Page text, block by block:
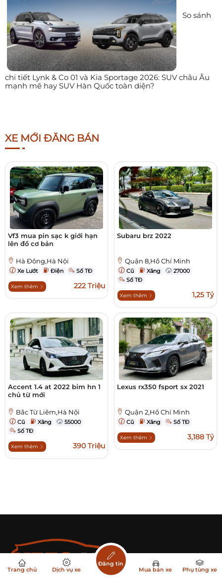
So sánh
chi tiết Lynk & Co 01 và Kia Sportage 2026: SUV châu Âu
mạnh mẽ hay SUV Hàn Quốc toàn diện?
XE MỚI ĐĂNG BÁN
Vf3 mua pin sạc k giới hạn
lên đồ cơ bản
Hà Đông,Hà Nội
Xe Lướt Điện Số TĐ
Xem thêm 222 Triệu
Subaru brz 2022
Quận 8,Hồ Chí Minh
Cũ Xăng
27000
Số TĐ
Xem thêm 1,25 Tỷ
Accent 1.4 at 2022 bỉm hn 1
chủ từ mới
Bắc Từ Liêm,Hà Nội
Cũ Xăng
55000
Số TĐ
Xem thêm 390 Triệu
Lexus rx350 fsport sx 2021
Quận 2,Hồ Chí Minh
Cũ Xăng Số TĐ
Xem thêm 3,188 Tỷ
Trang chủ Dịch vụ xe
Đăng tin
Mua bán xe
Phụ tùng xe